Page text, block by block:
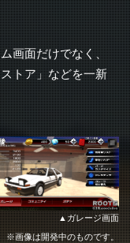
画面だけでなく、
トア」などを一新
ガレージ画面
※画像は開発中のものです。